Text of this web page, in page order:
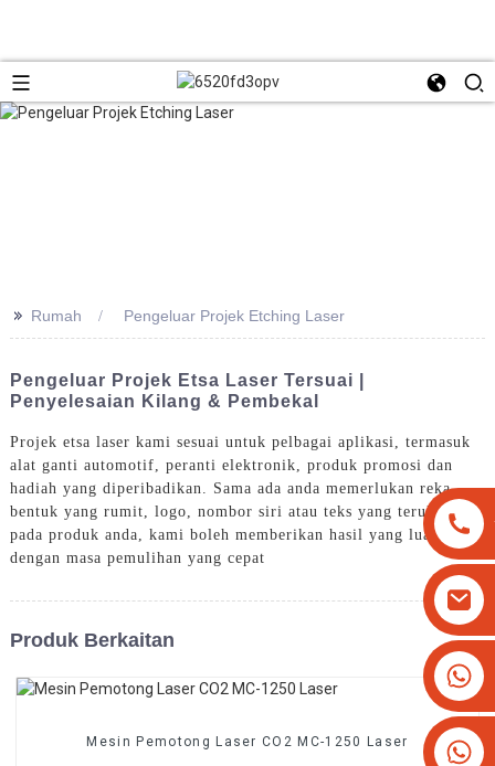
+16266628193
>> Rumah Pengeluar Projek Etching Laser
Pengeluar Projek Etsa Laser Tersuai |
Penyelesaian Kilang & Pembekal
Projek etsa laser kami sesuai untuk pelbagai aplikasi, termasuk
alat ganti automotif, peranti elektronik, produk promosi dan
hadiah yang diperibadikan. Sama ada anda memerlukan reka
bentuk yang rumit, logo, nombor siri atau teks yang terukir
pada produk anda, kami boleh memberikan hasil yang luar biasa
dengan masa pemulihan yang cepat
Produk Berkaitan
Mesin Pemotong Laser CO2 MC-1250 Laser